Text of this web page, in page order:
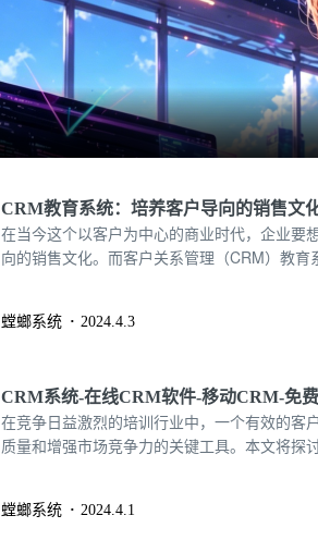
CRM教育系统：培养客户导向的销售文
在当今这个以客户为中心的商业时代，企业要
向的销售文化。而客户关系管理（CRM）教
螳螂系统 2024.4.3
CRM系统-在线CRM软件-移动CRM-免
在竞争日益激烈的培训行业中，一个有效的客
质量和增强市场竞争力的关键工具。本文将探
螳螂系统 2024.4.1